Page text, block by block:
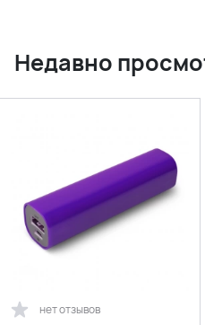
Недавно
нет отзывов